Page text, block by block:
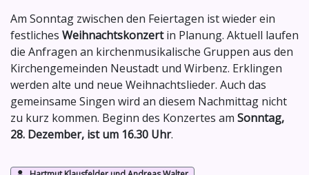
Am Sonntag zwischen den Feiertagen ist wieder ein
festliches Weihnachtskonzertin Planung. Aktuell laufen
die Anfragen an kirchenmusikalische Gruppen aus den
Kirchengemeinden Neustadt und Wirbenz. Erklingen
werden alte und neue Weihnachtslieder. Auch das
gemeinsame Singen wird an diesem Nachmittag nicht
zu kurz kommen. Beginn des Konzertes am Sonntag,
28. Dezember, ist um 16.30 Uhr.